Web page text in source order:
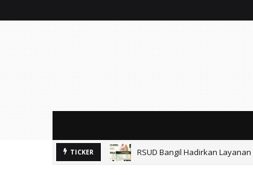
TICKER RSUD Bangil Hadirkan